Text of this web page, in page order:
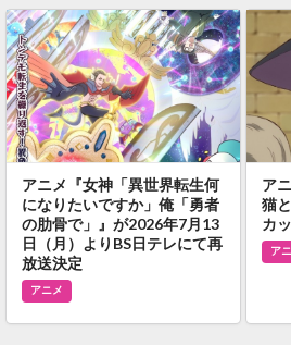
アニメ『女神「異世界転生何
になりたいですか」俺「勇者
の肋骨で」』が2026年7月13
日（月）よりBS日テレにて再
放送決定
アニメ
ア
猫
カ
ア